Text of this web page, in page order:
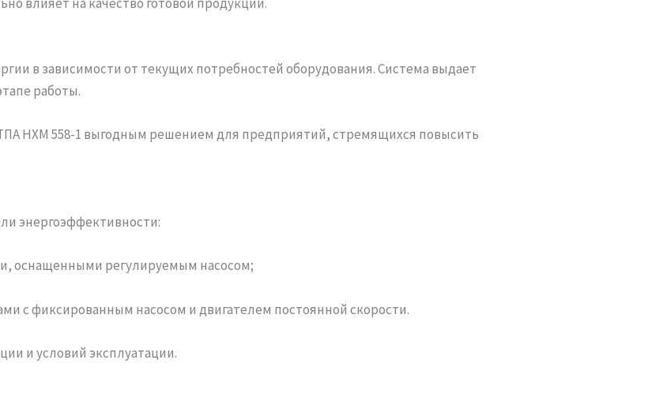
в зависимости от текущих потребностей оборудования. Система выдает
работы.
HXM 558-1 выгодным решением для предприятий, стремящихся повысить
энергоэффективности:
оснащенными регулируемым насосом;
с фиксированным насосом и двигателем постоянной скорости.
и условий эксплуатации.